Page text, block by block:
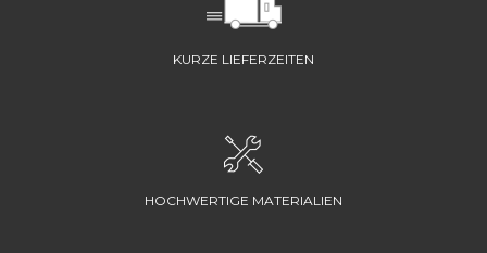
KURZE LIEFERZEITEN
HOCHWERTIGE MATERIALIEN